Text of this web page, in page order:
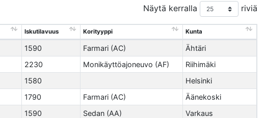
Näytä kerralla riviä
Iskutilavuus Korityyppi Kunta
1590 Farmari (AC) Ähtäri
2230 Monikäyttöajoneuvo (AF) Riihimäki
1580 Helsinki
1790 Farmari (AC) Äänekoski
1590 Sedan (AA) Varkaus